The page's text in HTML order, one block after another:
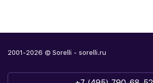
2001-2026 © Sorelli - sorelli.ru